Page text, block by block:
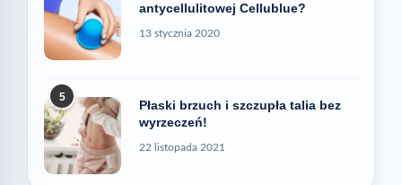
antycellulitowej Cellublue?
13 stycznia 2020
5
Płaski brzuch i szczupła talia bez
wyrzeczeń!
22 listopada 2021